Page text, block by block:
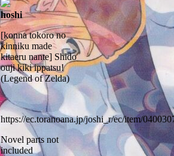
hoshi
[konna tokoro no
kinniku made
kitaeru nante] Shido
ouji kiki ippatsu!
(Legend of Zelda)
https://ec.toranoana.jp/joshi_r/ec/item/
Novel parts not
included